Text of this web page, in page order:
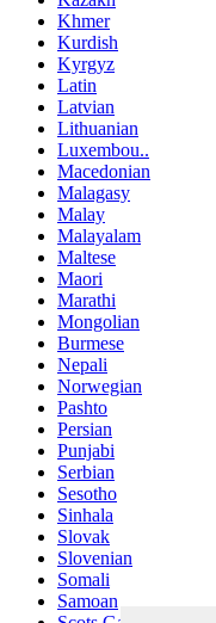
Khmer
Kurdish
Kyrgyz
Latin
Latvian
Lithuanian
Luxembou..
Macedonian
Malagasy
Malay
Malayalam
Maltese
Maori
Marathi
Mongolian
Burmese
Nepali
Norwegian
Pashto
Persian
Punjabi
Serbian
Sesotho
Sinhala
Slovak
Slovenian
Somali
Samoan